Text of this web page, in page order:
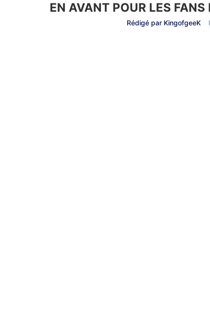
EN AVANT POUR LES
Rédigé par KingofgeeK